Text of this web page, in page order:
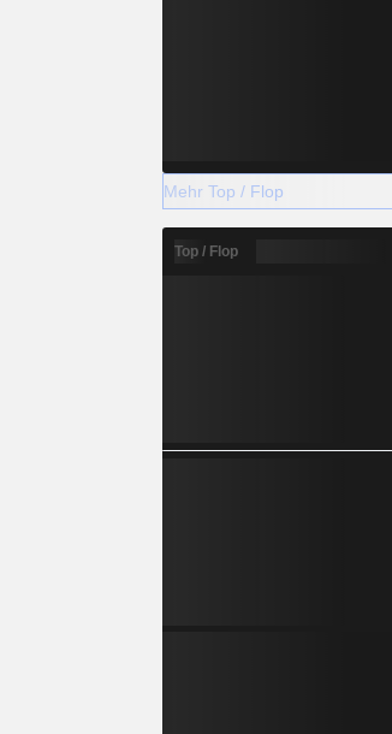
Mehr Top / Flop
Top / Flop